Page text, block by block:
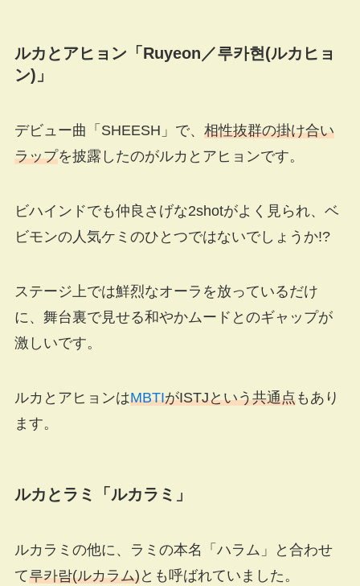
ルカとアヒョン「 Ruyeon／루카현(ルカヒョ
ン)」
デビュー曲「SHEESH」で、 相性抜群の掛け合い
ラップを披露したのがルカとアヒョンです。
ビハインドでも仲良さげな2shotがよく見られ、ベ
ビモンの人気ケミのひとつではないでしょうか!?
ステージ上では鮮烈なオーラを放っているだけ
に、舞台裏で見せる和やかムードとのギャップが
激しいです。
ルカとアヒョンはMBTIがISTJという共通点もあり
ます。
ルカとラミ「ルカラミ」
ルカラミの他に、ラミの本名「ハラム」と合わせ
て루카람(ルカラム)とも呼ばれていました。